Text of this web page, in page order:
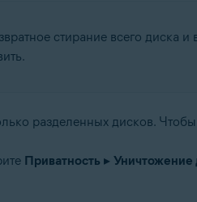
стирание всего диска
разделенных дисков.
Приватность ▸ Уничтожение